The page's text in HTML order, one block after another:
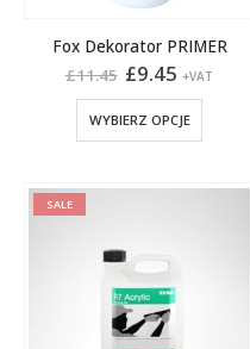
Fox Dekorator PRIMER
£11.45 Pierwotna
cena
wynosiła:
£11.45.
£9.45 Aktualna
cena
wynosi:
£9.45.
+VAT
WYBIERZ OPCJE
produkt
wiele
SALE